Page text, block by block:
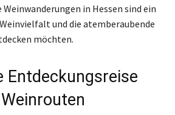
in Hessen sind ein
und die atemberaubende
möchten.
Entdeckungsreise